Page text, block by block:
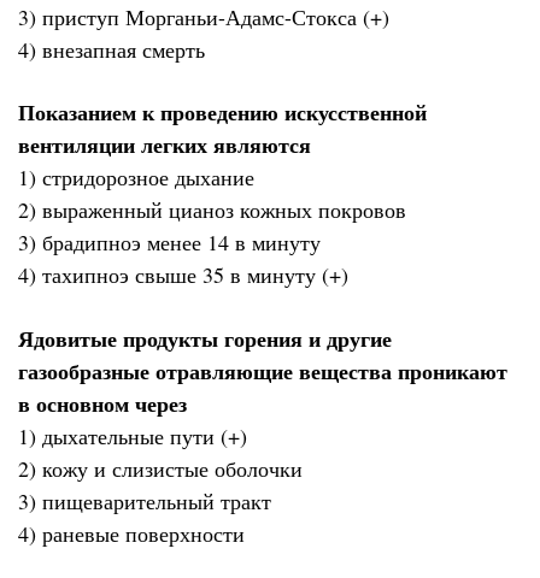
3) приступ Морганьи-Адамс-Стокса (+)
4) внезапная смерть
Показанием к проведению искусственной
вентиляции легких являются
1) стридорозное дыхание
2) выраженный цианоз кожных покровов
3) брадипноэ менее 14 в минуту
4) тахипноэ свыше 35 в минуту (+)
Ядовитые продукты горения и другие
газообразные отравляющие вещества проникают
в основном через
1) дыхательные пути (+)
2) кожу и слизистые оболочки
3) пищеварительный тракт
4) раневые поверхности